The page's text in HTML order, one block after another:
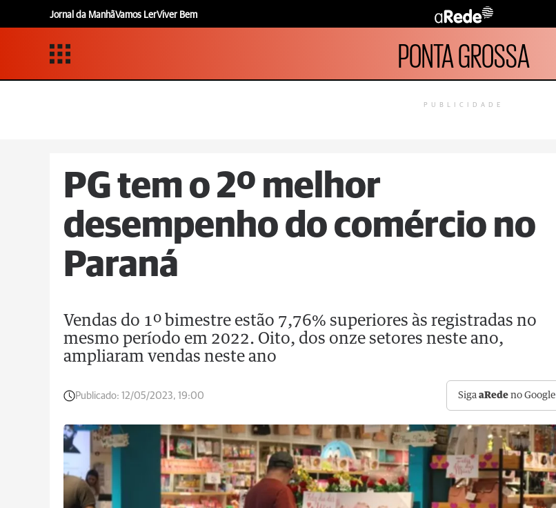
Jornal da ManhãVamos LerViver Bem
PONTA GROSSA
PUBLICIDADE
PG tem o 2º melhor
desempenho do comércio no
Paraná
Vendas do 1º bimestre estão 7,76% superiores às registradas no
mesmo período em 2022. Oito, dos onze setores neste ano,
ampliaram vendas neste ano
Publicado: 12/05/2023, 19:00 SigaaRede no Google